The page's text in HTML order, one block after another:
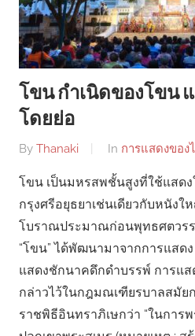
โขน กำเนิดของโขน
โดยย่อ
By Thanaki In การแสดงของ
โขน เป็นมหรสพชั้นสูงที่ใช้แสด
กรุงศรีอยุธยาเช่นเดียวกับหนัง
โบราณประมาณก่อนพุทธศตวร
“โขน” ได้พัฒนามาจากการแสด
แสดงชักนาคดึกดำบรรพ์ การแส
กล่าวไว้ในกฎมณเฑียรบาลสมัย
ราชพิธีอินทราภิเษกว่า “ในการ